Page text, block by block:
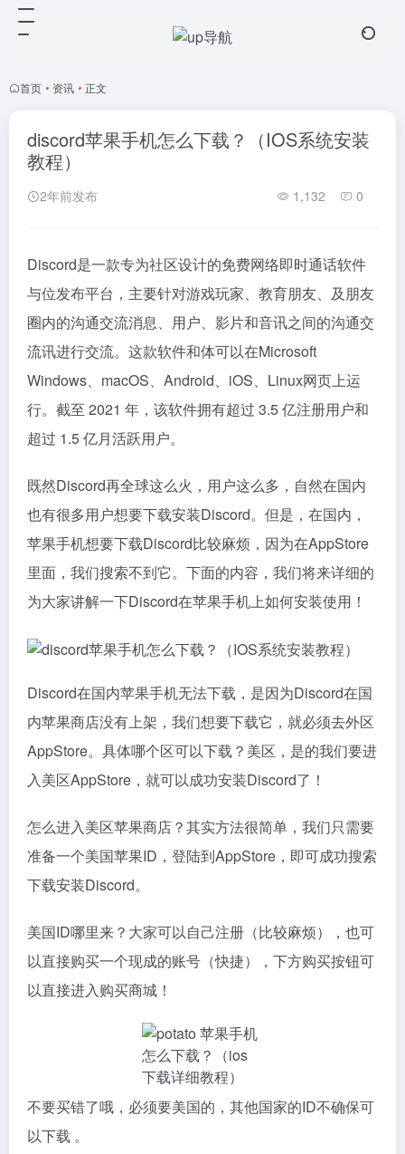
首页 • 资讯 • 正文
discord苹果手机怎么下载？（IOS系统安装
教程）
2年前发布 1,132 0
Discord是一款专为社区设计的免费网络即时通话软件
与位发布平台，主要针对游戏玩家、教育朋友、及朋友
圈内的沟通交流消息、用户、影片和音讯之间的沟通交
流讯进行交流。这款软件和体可以在Microsoft
Windows、macOS、Android、iOS、Linux网页上运
行。截至 2021 年，该软件拥有超过 3.5 亿注册用户和
超过 1.5 亿月活跃用户。
既然Discord再全球这么火，用户这么多，自然在国内
也有很多用户想要下载安装Discord。但是，在国内，
苹果手机想要下载Discord比较麻烦，因为在AppStore
里面，我们搜索不到它。下面的内容，我们将来详细的
为大家讲解一下Discord在苹果手机上如何安装使用！
Discord在国内苹果手机无法下载，是因为Discord在国
内苹果商店没有上架，我们想要下载它，就必须去外区
AppStore。具体哪个区可以下载？美区，是的我们要进
入美区AppStore，就可以成功安装Discord了！
怎么进入美区苹果商店？其实方法很简单，我们只需要
准备一个美国苹果ID，登陆到AppStore，即可成功搜索
下载安装Discord。
美国ID哪里来？大家可以自己注册（比较麻烦），也可
以直接购买一个现成的账号（快捷），下方购买按钮可
以直接进入购买商城！
不要买错了哦，必须要美国的，其他国家的ID不确保可
以下载 。